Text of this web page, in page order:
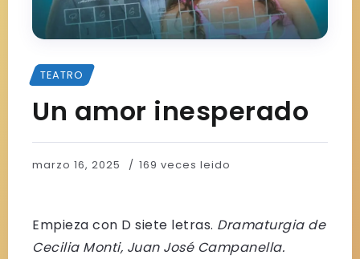
TEATRO
Un amor inesperado
marzo 16, 2025 169 veces leido
Empieza con D siete letras. Dramaturgia de
Cecilia Monti, Juan José Campanella.